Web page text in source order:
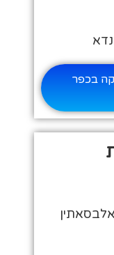
בכפר